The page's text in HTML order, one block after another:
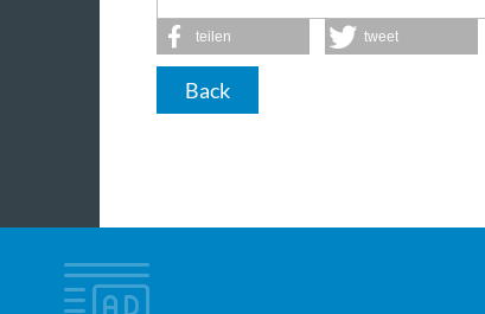
teilen tweet
Back